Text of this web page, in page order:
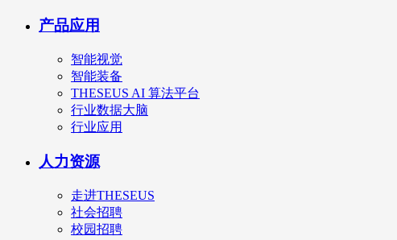
产品应用
智能视觉
智能装备
THESEUS AI 算法平台
行业数据大脑
行业应用
人力资源
走进THESEUS
社会招聘
校园招聘